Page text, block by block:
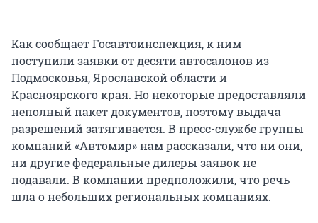
Как сообщает Госавтоинспекция, к ним
поступили заявки от десяти автосалонов из
Подмосковья, Ярославской области и
Красноярского края. Но некоторые предоставляли
неполный пакет документов, поэтому выдача
разрешений затягивается. В пресс-службе группы
компаний «Автомир» нам рассказали, что ни они,
ни другие федеральные дилеры заявок не
подавали. В компании предположили, что речь
шла о небольших региональных компаниях.